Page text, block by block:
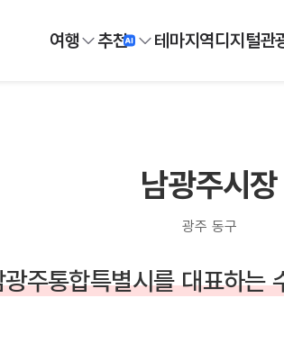
여행 추천 테마지역디지털관
남광주시장
광주 동구
주통합특별시를 대표하는